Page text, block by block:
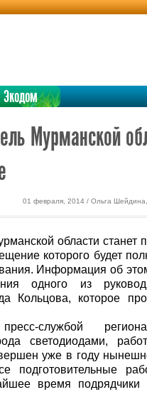
Экодом
Мурманской
01 февраля, 2014 / Ольга
области станет
которого будет
Информация об
одного из
Кольцова, которое
службой
светодиодами,
уже в году
подготовительные
время подрядчики